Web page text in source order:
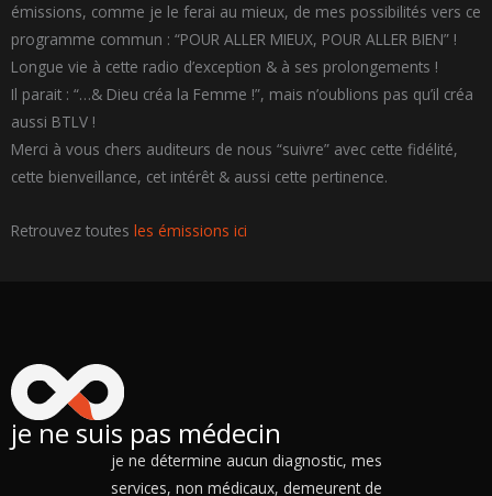
émissions, comme je le ferai au mieux, de mes possibilités vers ce
programme commun : “POUR ALLER MIEUX, POUR ALLER BIEN” !
Longue vie à cette radio d’exception & à ses prolongements !
Il parait : “…& Dieu créa la Femme !”, mais n’oublions pas qu’il créa
aussi BTLV !
Merci à vous chers auditeurs de nous “suivre” avec cette fidélité,
cette bienveillance, cet intérêt & aussi cette pertinence.
Retrouvez toutes les émissions ici
je ne suis pas médecin
je ne détermine aucun diagnostic, mes
services, non médicaux, demeurent de